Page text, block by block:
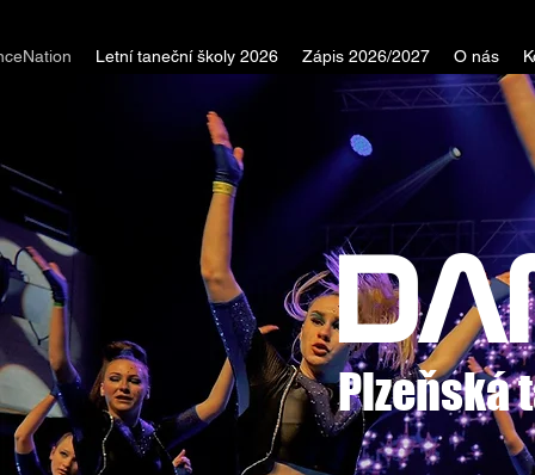
Letní taneční školy 2026 Zápis 2026/2027 O nás
Plzeňská